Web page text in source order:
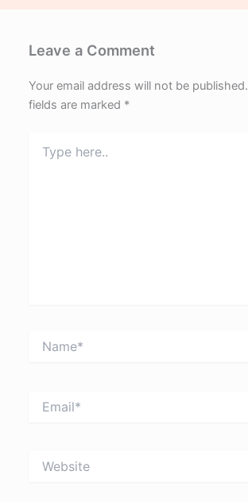
Leave a Comment
Your email address will not be published.
fields are marked *
here..